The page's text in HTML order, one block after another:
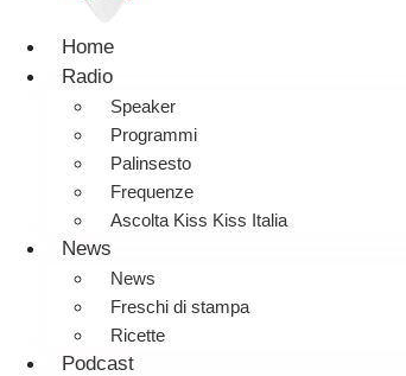
Home
Radio
Speaker
Programmi
Palinsesto
Frequenze
Ascolta Kiss Kiss Italia
News
News
Freschi di stampa
Ricette
Podcast